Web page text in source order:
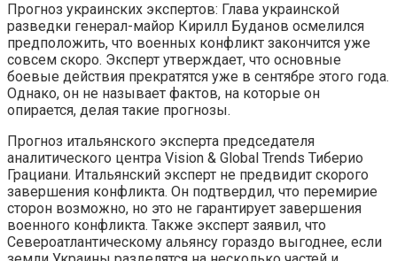
Прогноз украинских экспертов: Глава украинской
разведки генерал-майор Кирилл Буданов осмелился
предположить, что военных конфликт закончится уже
совсем скоро. Эксперт утверждает, что основные
боевые действия прекратятся уже в сентябре этого года.
Однако, он не называет фактов, на которые он
опирается, делая такие прогнозы.
Прогноз итальянского эксперта председателя
аналитического центра Vision & Global Trends Тиберио
Грациани. Итальянский эксперт не предвидит скорого
завершения конфликта. Он подтвердил, что перемирие
сторон возможно, но это не гарантирует завершения
военного конфликта. Также эксперт заявил, что
Североатлантическому альянсу гораздо выгоднее, если